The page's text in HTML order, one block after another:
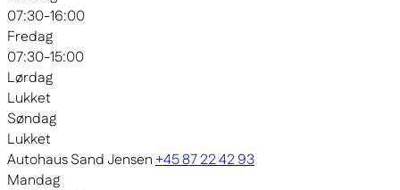
07:30-16:00
Fredag
07:30-15:00
Lørdag
Lukket
Søndag
Lukket
Autohaus Sand Jensen+45 87 22 42 93
Mandag